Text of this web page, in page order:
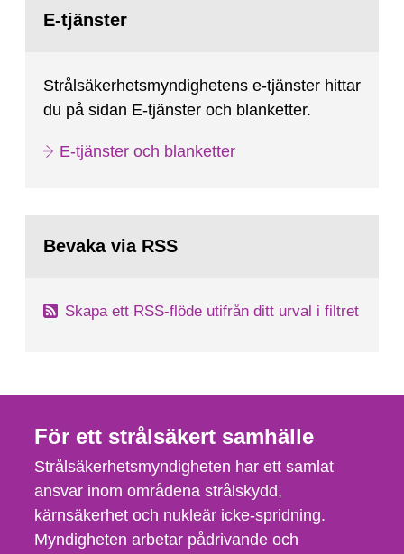
sida:E-tjänster
Strålsäkerhetsmyndighetens e-tjänster hittar
du på sidan E-tjänster och blanketter.
E-tjänster och blanketter
Bevaka via RSS
Skapa ett RSS-flöde utifrån ditt urval i filtret
För ett strålsäkert samhälle
Strålsäkerhetsmyndigheten har ett samlat
ansvar inom områdena strålskydd,
kärnsäkerhet och nukleär icke-spridning.
Myndigheten arbetar pådrivande och